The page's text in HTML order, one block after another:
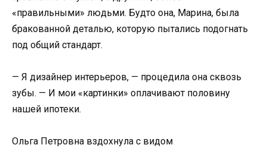
«правильными» людьми. Будто она, Марина, была
бракованной деталью, которую пытались подогнать
под общий стандарт.
— Я дизайнер интерьеров, — процедила она сквозь
зубы. — И мои «картинки» оплачивают половину
нашей ипотеки.
Ольга Петровна вздохнула с видом